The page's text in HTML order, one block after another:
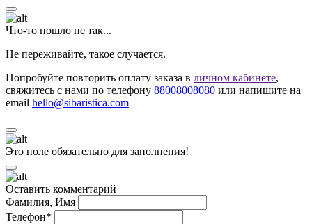
Что-то пошло не так...
Не переживайте, такое случается.
Попробуйте повторить оплату заказа в личном кабинете,
свяжитесь с нами по телефону 88008008080 или напишите на
email hello@sibaristica.com
Это поле обязательно для заполнения!
Оставить комментарий
Фамилия, Имя
Телефон*